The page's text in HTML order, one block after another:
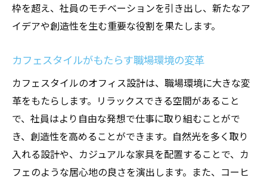
枠を超え、社員のモチベーションを引き出し、新たなア
イデアや創造性を生む重要な役割を果たします。
カフェスタイルがもたらす職場環境の変革
カフェスタイルのオフィス設計は、職場環境に大きな変
革をもたらします。リラックスできる空間があること
で、社員はより自由な発想で仕事に取り組むことがで
き、創造性を高めることができます。自然光を多く取り
入れる設計や、カジュアルな家具を配置することで、カ
フェのような居心地の良さを演出します。また、コーヒ